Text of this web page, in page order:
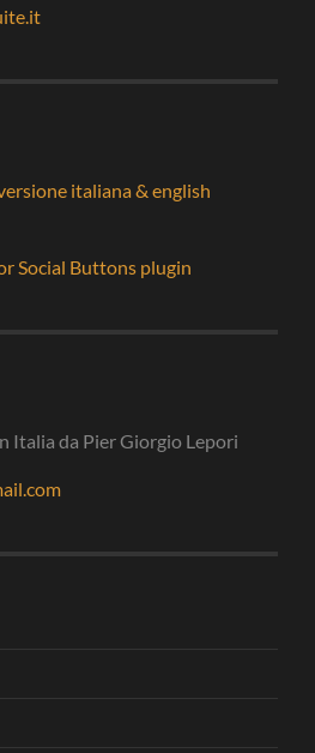
italiana & english
Social Buttons plugin
Italia da Pier Giorgio Lepori